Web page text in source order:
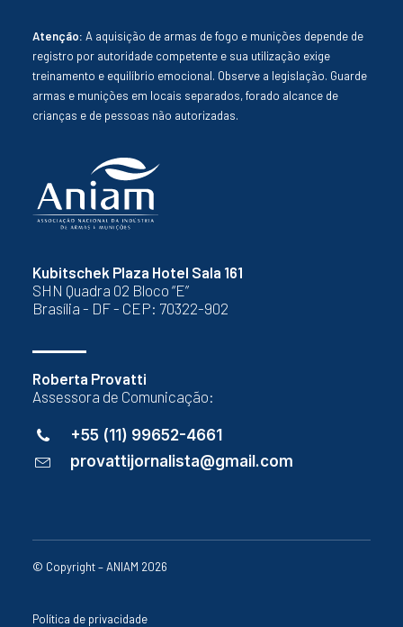
Kubitschek Plaza Hotel Sala 161
SHN Quadra 02 Bloco “E”
Brasília - DF - CEP: 70322-902
Roberta Provatti
Assessora de Comunicação:
+55 (11) 99652-4661
provattijornalista@gmail.com
Atenção: A aquisição de armas de fogo e munições depende de
registro por autoridade competente e sua utilização exige
treinamento e equilíbrio emocional. Observe a legislação. Guarde
armas e munições em locais separados, forado alcance de
crianças e de pessoas não autorizadas.
© Copyright – ANIAM 2026
Política de privacidade